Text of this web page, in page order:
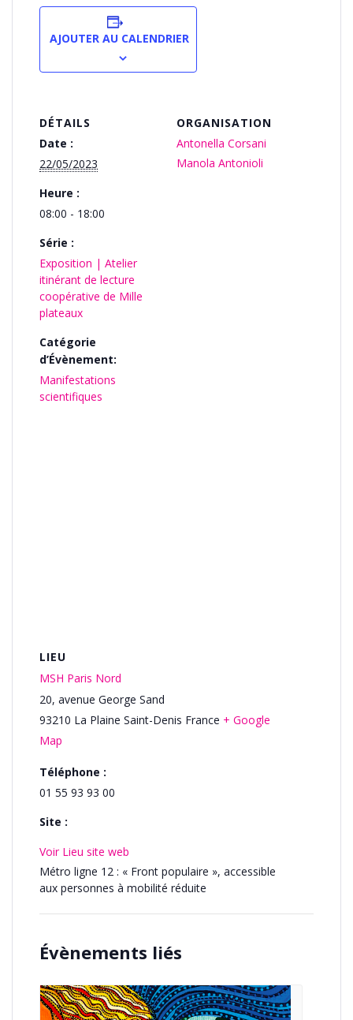
AJOUTER AU CALENDRIER
DÉTAILS
Date :
22/05/2023
Heure :
08:00 - 18:00
Série :
Exposition | Atelier
itinérant de lecture
coopérative de Mille
plateaux
Catégorie
d’Évènement:
Manifestations
scientifiques
ORGANISATION
Antonella Corsani
Manola Antonioli
LIEU
MSH Paris Nord
20, avenue George Sand
93210 La Plaine Saint-Denis France + Google
Map
Téléphone :
01 55 93 93 00
Site :
Voir Lieu site web
Métro ligne 12 : « Front populaire », accessible
aux personnes à mobilité réduite
Évènements liés